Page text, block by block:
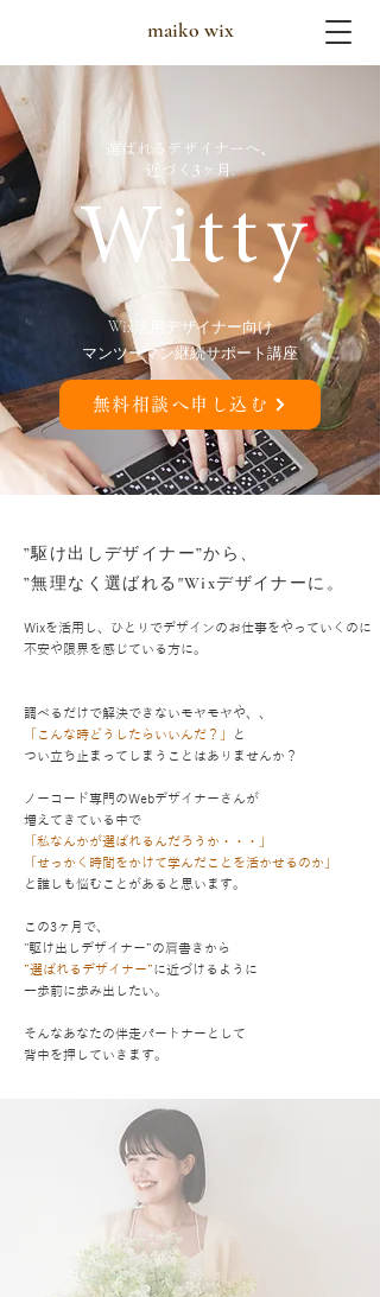
maiko wix
選ばれるデザイナーへ、
近づく 3 ヶ月.
Witty
Wix活用デザイナー向け
マンツーマン継続サポート講座
無料相談へ申し込む
”駆け出しデザイナー”から、
”無理なく選ばれる"Wixデザイナーに。
Wixを活用し、ひとりでデザインのお仕事をやっていくのに
不安や限界を感じている方に。
調べるだけで解決できないモヤモヤや、 、
「こんな時どうしたらいいんだ？」
と
つい立ち止まってしまうことはありませんか？
ノーコード専門のWebデザイナーさんが
増えてきている中で
「私なんかが選ばれるんだろうか・・・」
「せっかく時間をかけて学んだことを活かせるのか」
と誰しも悩むことがあると思います。
この3ヶ月で、
"駆け出しデザイナー”の肩書きから
”選ばれるデザイナー”に近づけるように
一歩前に歩み出したい。
そんなあなたの伴走パートナーとして
背中を押していきます。